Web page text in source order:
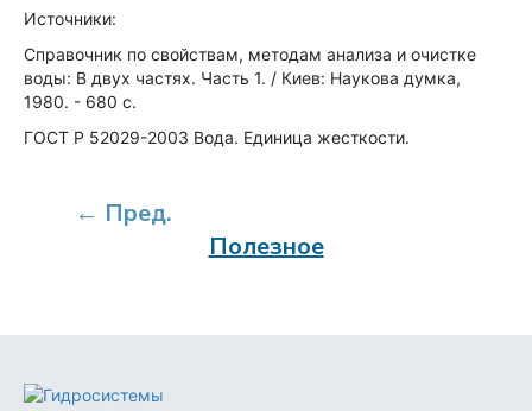
Источники:
Справочник по свойствам, методам анализа и очистке
воды: В двух частях. Часть 1. / Киев: Наукова думка,
1980. - 680 с.
ГОСТ Р 52029-2003 Вода. Единица жесткости.
← Пред.
Полезное